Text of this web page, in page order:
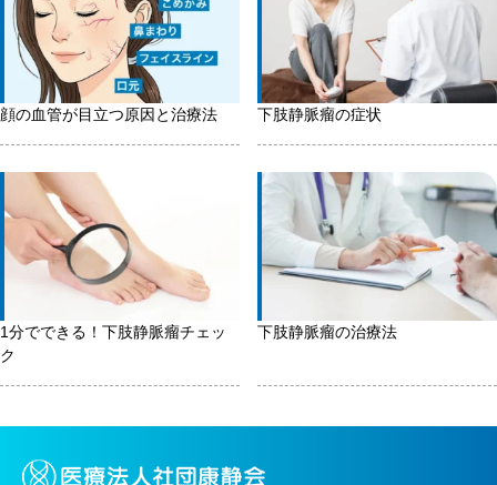
顔の血管が目立つ原因と治療法 下肢静脈瘤の症状
1分でできる！下肢静脈瘤チェッ
ク
下肢静脈瘤の治療法